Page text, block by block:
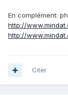
En complément:
http://
http://
Citer